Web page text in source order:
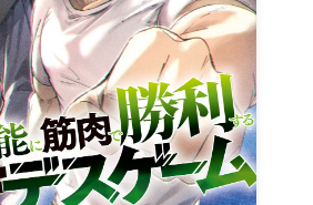
オーバーラップノベルス
オーバーラップノベルスf